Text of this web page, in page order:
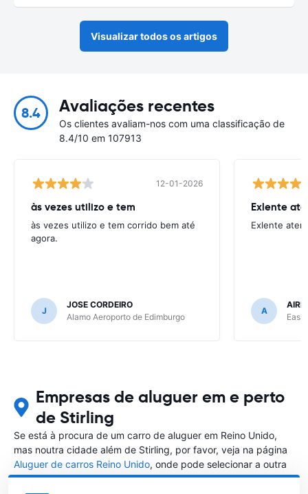
Visualizar todos os artigos
8.4 Avaliações recentes
Os clientes avaliam-nos com uma classificação de
8.4/10 em 107913
12-01-2026
às vezes utilizo e tem
às vezes utilizo e tem corrido bem até
agora.
J
JOSE CORDEIRO
Alamo Aeroporto de Edimburgo
Exlente
Exlente
A
Empresas de aluguer em e perto
de Stirling
Se está à procura de um carro de aluguer em Reino Unido,
mas noutra cidade além de Stirling, por favor, veja na página
Aluguer de carros Reino Unido, onde pode selecionar a outra
cidade em Reino Unido que gostaria de alugar um carro